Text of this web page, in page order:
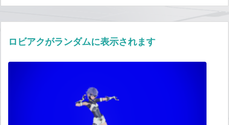
ロビアクがランダムに表示されます